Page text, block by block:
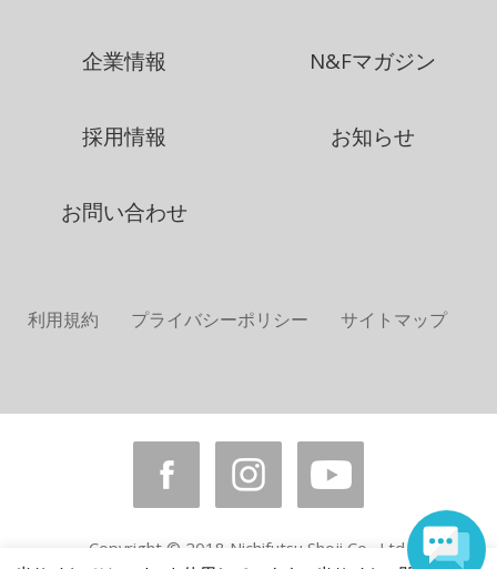
企業情報 N&Fマガジン
採用情報 お知らせ
お問い合わせ
利用規約 プライバシーポリシー サイトマップ
Copyright © 2018 Nichifutsu Shoji Co., Ltd.